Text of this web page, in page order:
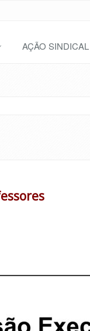
AÇÃO SINDICAL